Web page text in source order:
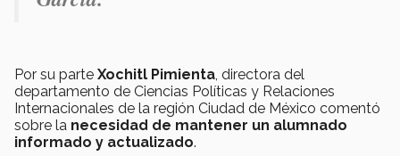
Por su parte Xochitl Pimienta, directora del
departamento de Ciencias Políticas y Relaciones
Internacionales de la región Ciudad de México comentó
sobre la necesidad de mantener un alumnado
informado y actualizado.